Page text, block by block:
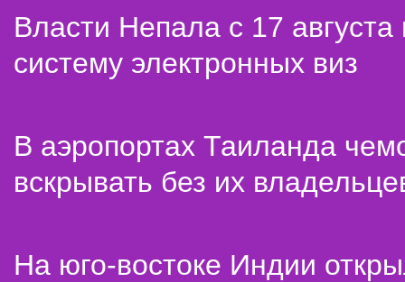
Власти Непала с 17 августа
систему электронных виз
В аэропортах Таиланда
вскрывать без их
На юго-востоке Индии